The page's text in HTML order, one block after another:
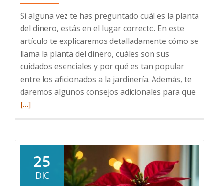
Si alguna vez te has preguntado cuál es la planta
del dinero, estás en el lugar correcto. En este
artículo te explicaremos detalladamente cómo se
llama la planta del dinero, cuáles son sus
cuidados esenciales y por qué es tan popular
entre los aficionados a la jardinería. Además, te
daremos algunos consejos adicionales para que
del
[…]
25
DIC